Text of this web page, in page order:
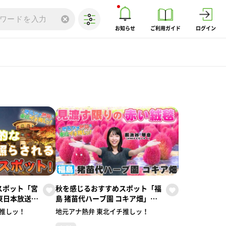
お知らせ ご利用ガイド ログイン
ポット「宮
日本放送／
地元アナ
しッ！
秋を感じるおすすめスポット「福
島 猪苗代ハーブ園 コキア畑」
（KFB福島放送／鍜治谷琴音アナ
地元アナ熱弁 東北イチ推しッ！